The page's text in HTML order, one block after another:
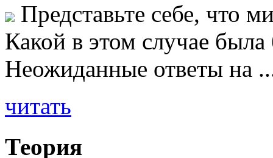
Представьте себе, что
Какой в этом случае
Неожиданные ответы на
читать
Теория